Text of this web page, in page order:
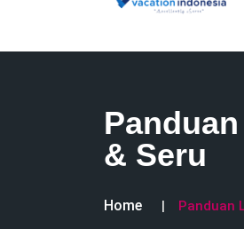
& Seru
Home Panduan